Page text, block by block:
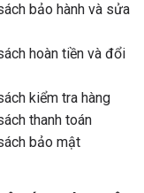
bảo hành và sửa
hoàn tiền và đổi
kiểm tra hàng
thanh toán
bảo mật